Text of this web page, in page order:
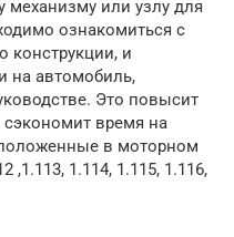
механизму или узлу для
ознакомиться с
конструкции, и
на автомобиль,
Это повысит
время на
в моторном
,1.113, 1.114, 1.115, 1.116,